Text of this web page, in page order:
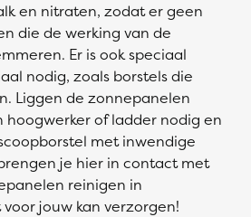
en nitraten, zodat er geen
die de werking van de
Er is ook speciaal
nodig, zoals borstels die
Liggen de zonnepanelen
hoogwerker of ladder nodig en
met inwendige
je hier in contact met
reinigen in
jouw kan verzorgen!